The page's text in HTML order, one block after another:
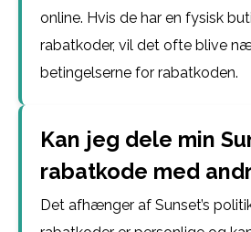
online. Hvis de har en fysisk
rabatkoder, vil det ofte blive
betingelserne for rabatkoden.
Kan jeg dele min
rabatkode med
Det afhænger af Sunset’s